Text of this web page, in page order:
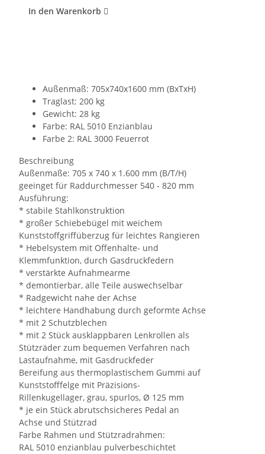
In den Warenkorb
Außenmaß: 705x740x1600 mm (BxTxH)
Traglast: 200 kg
Gewicht: 28 kg
Farbe: RAL 5010 Enzianblau
Farbe 2: RAL 3000 Feuerrot
Beschreibung
Außenmaße: 705 x 740 x 1.600 mm (B/T/H)
geeinget für Raddurchmesser 540 - 820 mm
Ausführung:
* stabile Stahlkonstruktion
* großer Schiebebügel mit weichem
Kunststoffgriffüberzug für leichtes Rangieren
* Hebelsystem mit Offenhalte- und
Klemmfunktion, durch Gasdruckfedern
* verstärkte Aufnahmearme
* demontierbar, alle Teile auswechselbar
* Radgewicht nahe der Achse
* leichtere Handhabung durch geformte Achse
* mit 2 Schutzblechen
* mit 2 Stück ausklappbaren Lenkrollen als
Stützräder zum bequemen Verfahren nach
Lastaufnahme, mit Gasdruckfeder
Bereifung aus thermoplastischem Gummi auf
Kunststofffelge mit Präzisions-
Rillenkugellager, grau, spurlos, Ø 125 mm
* je ein Stück abrutschsicheres Pedal an
Achse und Stützrad
Farbe Rahmen und Stützradrahmen:
RAL 5010 enzianblau pulverbeschichtet